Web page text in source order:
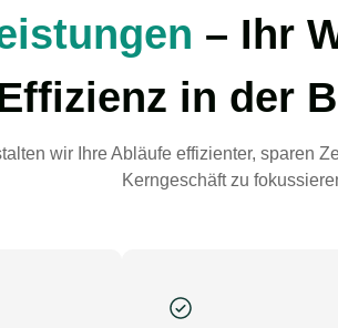
– Ihr
in der
wir Ihre Abläufe effizienter, sparen
Kerngeschäft zu